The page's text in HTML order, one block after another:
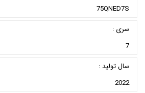
75QNED7S
سری :
7
سال تولید :
2022